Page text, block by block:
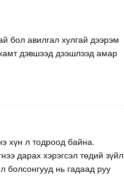
бол авилгал хулгай дээрэм
дэвшээд дээшлээд амар
хүн л тодроод байна.
дарах хэрэгсэл төдий зүйл
нь гадаад руу